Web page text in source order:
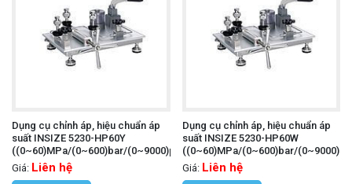
Dụng cụ chỉnh áp, hiệu chuẩn áp
suất INSIZE 5230-HP60Y
((0~60)MPa/(0~600)bar/(0~9000)psi)
Giá: Liên hệ
Dụng cụ chỉnh áp, hiệu chuẩn áp
suất INSIZE 5230-HP60W
((0~60)MPa/(0~600)bar/
Giá: Liên hệ